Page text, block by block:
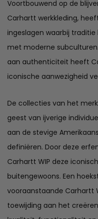
Voortbouwend op de
Carhartt werkkleding,
ingeslagen waarbij
met moderne
aan authenticiteit heeft
iconische aanwezigheid
De collecties van het
geest van ijverige
aan de stevige
definiëren. Door deze
Carhartt WIP deze
buitengewoons. Een
vooraanstaande Carhartt
toewijding aan het